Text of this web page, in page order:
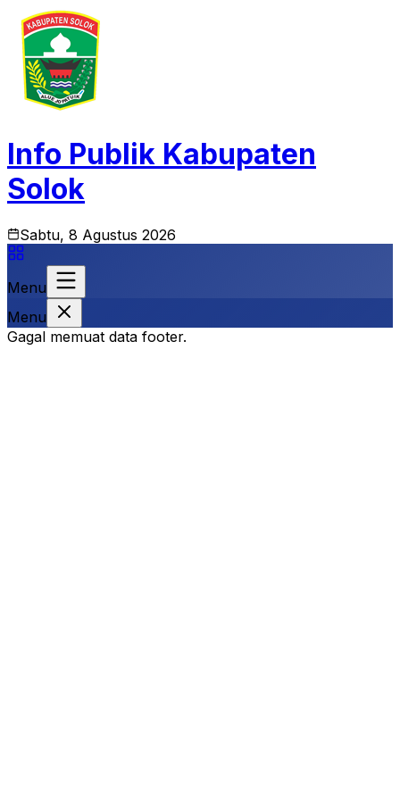
Info Publik Kabupaten
Solok
Sabtu, 8 Agustus 2026
Menu
Menu
Gagal memuat data footer.